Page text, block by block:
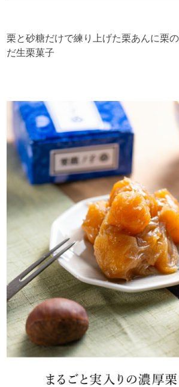
栗と砂糖だけで練り上げた栗あんに栗
だ生栗菓子